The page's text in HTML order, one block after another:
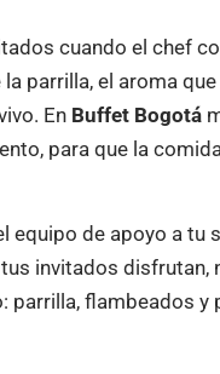
cuando el chef
parrilla, el aroma
En Buffet Bogotá
para que la
equipo de apoyo a tu
invitados disfrutan,
parrilla, flambeados